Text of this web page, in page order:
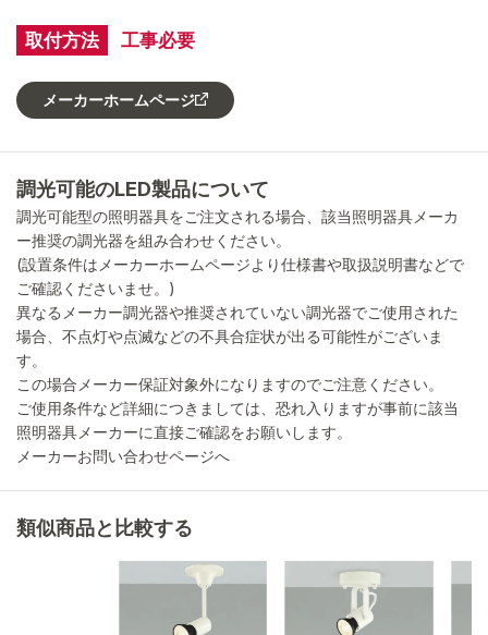
取付方法 工事必要
メーカーホームページ
調光可能のLED製品について
調光可能型の照明器具をご注文される場合、該当照明器具メーカ
ー推奨の調光器を組み合わせください。
(設置条件はメーカーホームページより仕様書や取扱説明書などで
ご確認くださいませ。)
異なるメーカー調光器や推奨されていない調光器でご使用された
場合、不点灯や点滅などの不具合症状が出る可能性がございま
す。
この場合メーカー保証対象外になりますのでご注意ください。
ご使用条件など詳細につきましては、恐れ入りますが事前に該当
照明器具メーカーに直接ご確認をお願いします。
メーカーお問い合わせページへ
類似商品と比較する